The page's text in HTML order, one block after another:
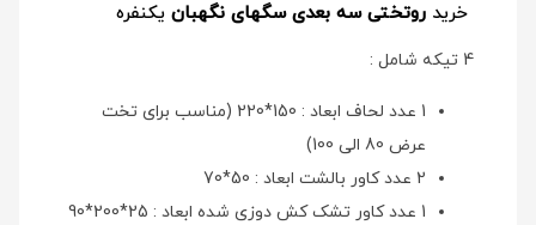
خرید روتختی سه بعدی سگهای نگهبان یکنفره
4 تیکه شامل :
1 عدد لحاف ابعاد : 150*220 (مناسب برای تخت
عرض 80 الی 100)
2 عدد کاور بالشت ابعاد : 50*70
1 عدد کاور تشک کش دوزی شده ابعاد : 25*200*90